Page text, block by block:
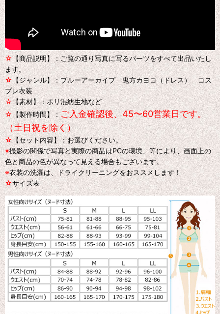
☆【商品説明】：ご覧の通り写真に写るパーツをすべて出品いたし
ます。
☆【ジャンル】：ブルーアーカイブ 鬼方カヨコ（ドレス） コス
プレ衣装
☆【素材】：ポリ混紡生地など
☆ 【製作時間】：ご入金確認後、45〜60営業日です。
（土日祝を除く）
☆【セット内容】：お選びください。
※撮影の関係で写真と実際の商品はPCの環境、等により、画面上の
色と商品の色が異なって見える場合もございます。
※衣装の洗濯は、ドライクリーニングをおススメします！
☆サイズ表